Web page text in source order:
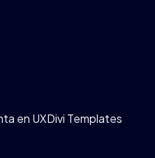
en UXDivi Templates